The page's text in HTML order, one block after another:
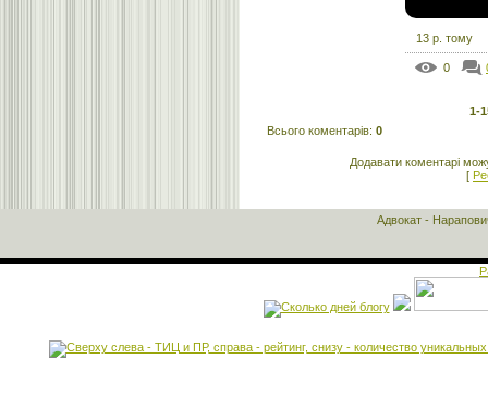
13 р. тому
0
1-
Всього коментарів: 0
Додавати коментарі
[
Адвокат -